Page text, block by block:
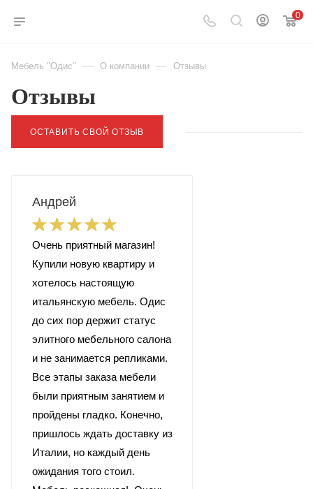
0
Мебель "Одис" — О компании — Отзывы
Отзывы
ОСТАВИТЬ СВОЙ ОТЗЫВ
Андрей
Очень приятный магазин!
Купили новую квартиру и
хотелось настоящую
итальянскую мебель. Одис
до сих пор держит статус
элитного мебельного салона
и не занимается репликами.
Все этапы заказа мебели
были приятным занятием и
пройдены гладко. Конечно,
пришлось ждать доставку из
Италии, но каждый день
ожидания того стоил.